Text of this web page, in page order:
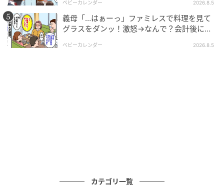
エキサイトニュース
ベビーカレンダー 2026.8.5
義母「…はぁーっ」ファミレスで料理を見て
グラスをダンッ！激怒→なんで？会計後に知
ベビーカレンダー 2026.8.5
カテゴリ一覧